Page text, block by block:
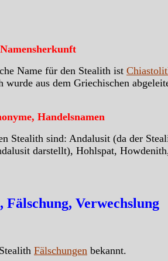
Name für den Stealith ist
wurde aus dem Griechischen
Handelsnamen
Stealith sind: Andalusit (da der
darstellt), Hohlspat,
Fälschung, Verwechslung
Fälschungen bekannt.